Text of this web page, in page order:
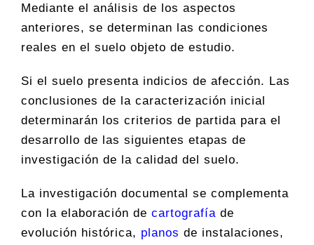
Mediante el análisis de los aspectos
anteriores, se determinan las condiciones
reales en el suelo objeto de estudio.
Si el suelo presenta indicios de afección. Las
conclusiones de la caracterización inicial
determinarán los criterios de partida para el
desarrollo de las siguientes etapas de
investigación de la calidad del suelo.
La investigación documental se complementa
con la elaboración de cartografíade
evolución histórica, planos de instalaciones,